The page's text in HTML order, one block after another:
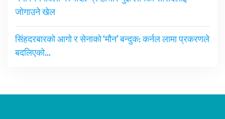
जोगाउने खेल
सिंहदरबारको आगो र सेनाको ‘मौन’ बन्दुक: कर्नल लामा प्रकरणले
बदलिएको…